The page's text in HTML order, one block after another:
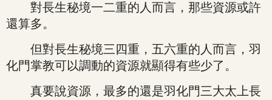
對長生秘境一二重的人而言，那些資源或許
還算多。
但對長生秘境三四重，五六重的人而言，羽
化門掌教可以調動的資源就顯得有些少了。
真要說資源，最多的還是羽化門三大太上長